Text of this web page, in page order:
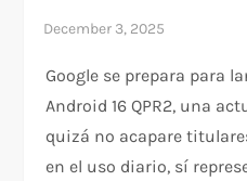
Google se prepara para
Android 16 QPR2, una
quizá no acapare
en el uso diario, sí